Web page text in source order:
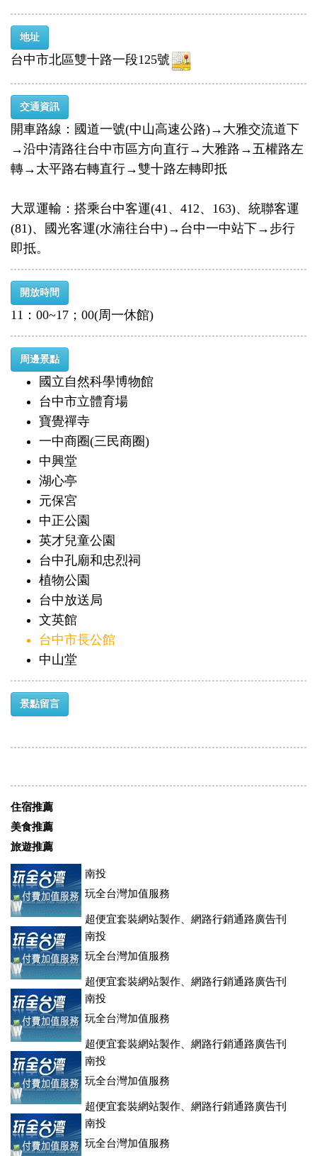
地址
台中市北區雙十路一段125號
交通資訊
開車路線：國道一號(中山高速公路)→大雅交流道下
→沿中清路往台中市區方向直行→大雅路→五權路左
轉→太平路右轉直行→雙十路左轉即抵
大眾運輸：搭乘台中客運(41、412、163)、統聯客運
(81)、國光客運(水湳往台中)→台中一中站下→步行
即抵。
開放時間
11：00~17；00(周一休館)
周邊景點
國立自然科學博物館
台中市立體育場
寶覺禪寺
一中商圈(三民商圈)
中興堂
湖心亭
元保宮
中正公園
英才兒童公園
台中孔廟和忠烈祠
植物公園
台中放送局
文英館
台中市長公館
中山堂
景點留言
住宿推薦
美食推薦
旅遊推薦
南投
玩全台灣加值服務
超便宜套裝網站製作、網路行銷通路廣告刊
登、訂房系統、客房委託旅行社銷售，全面優惠中....
南投
玩全台灣加值服務
超便宜套裝網站製作、網路行銷通路廣告刊
登、訂房系統、客房委託旅行社銷售，全面優惠中....
南投
玩全台灣加值服務
超便宜套裝網站製作、網路行銷通路廣告刊
登、訂房系統、客房委託旅行社銷售，全面優惠中....
南投
玩全台灣加值服務
超便宜套裝網站製作、網路行銷通路廣告刊
登、訂房系統、客房委託旅行社銷售，全面優惠中....
南投
玩全台灣加值服務